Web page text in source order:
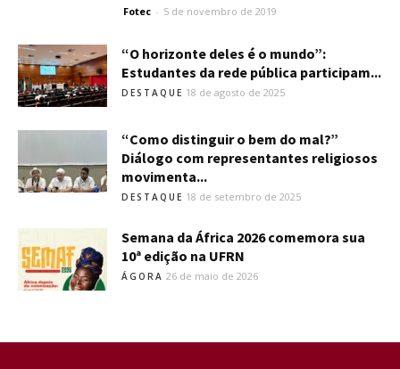
Fotec - 5 de novembro de 2019
“O horizonte deles é o mundo”:
Estudantes da rede pública participam...
DESTAQUE 18 de agosto de 2025
“Como distinguir o bem do mal?”
Diálogo com representantes religiosos
movimenta...
DESTAQUE 18 de setembro de 2025
Semana da África 2026 comemora sua
10ª edição na UFRN
ÁGORA 26 de maio de 2026